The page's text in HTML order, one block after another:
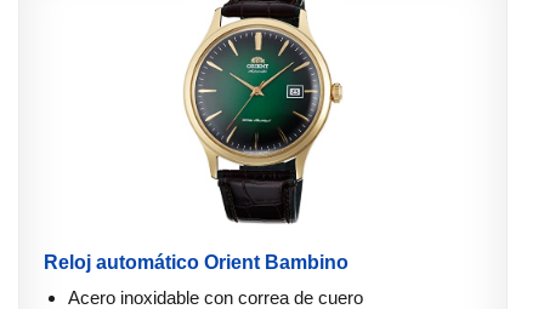
Reloj automático Orient Bambino
Acero inoxidable con correa de cuero